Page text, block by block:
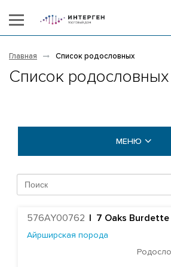
Главная Список родословных
Список родословных
МЕНЮ
576AY00762 7 Oaks Burdette
Айрширская порода